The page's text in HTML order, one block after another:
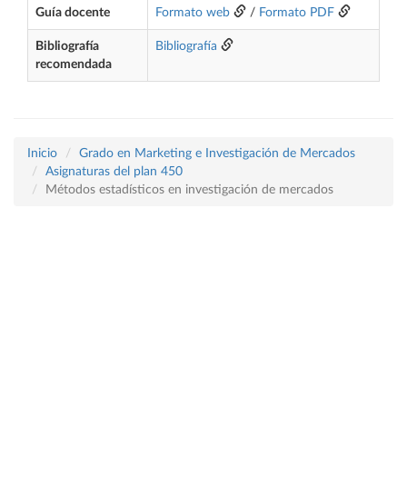
Guía docente Formato web / Formato PDF
Bibliografía
recomendada
Bibliografía
Inicio
Grado en Marketing e Investigación de Mercados
Asignaturas del plan 450
Métodos estadísticos en investigación de mercados